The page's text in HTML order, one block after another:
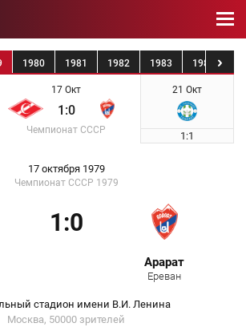
1980 1981 1982 1983 1984
17 Окт
1:0
Чемпионат СССР
21 Окт
1:1
17 октября 1979
Чемпионат СССР 1979
1:0
Арарат
Ереван
стадион имени В.И. Ленина
Москва, 50000 зрителей